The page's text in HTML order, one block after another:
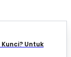
Untuk